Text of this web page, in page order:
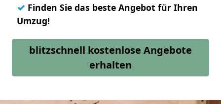
✓ Finden Sie das beste Angebot für Ihren
Umzug!
blitzschnell kostenlose Angebote
erhalten